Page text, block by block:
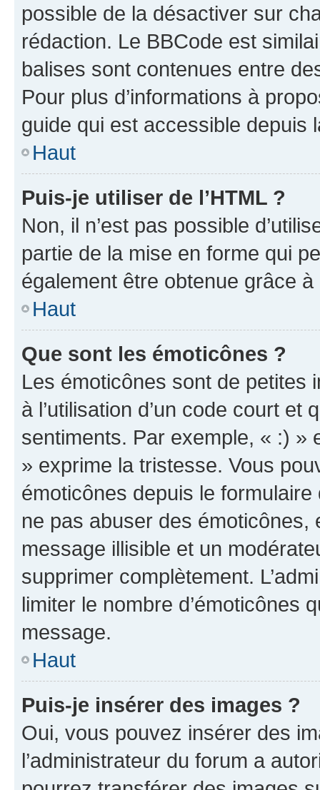
possible de la désactiver sur
rédaction. Le BBCode est
balises sont contenues entre
Pour plus d’informations à
guide qui est accessible depuis
Haut
Puis-je utiliser de l’HTML ?
Non, il n’est pas possible
partie de la mise en forme qui
également être obtenue grâce à
Haut
Que sont les émoticônes ?
Les émoticônes sont de petites
à l’utilisation d’un code court et
sentiments. Par exemple, « :) »
» exprime la tristesse. Vous
émoticônes depuis le
ne pas abuser des
message illisible et un
supprimer complètement.
limiter le nombre d’émoticônes
message.
Haut
Puis-je insérer des images ?
Oui, vous pouvez insérer des
l’administrateur du forum a